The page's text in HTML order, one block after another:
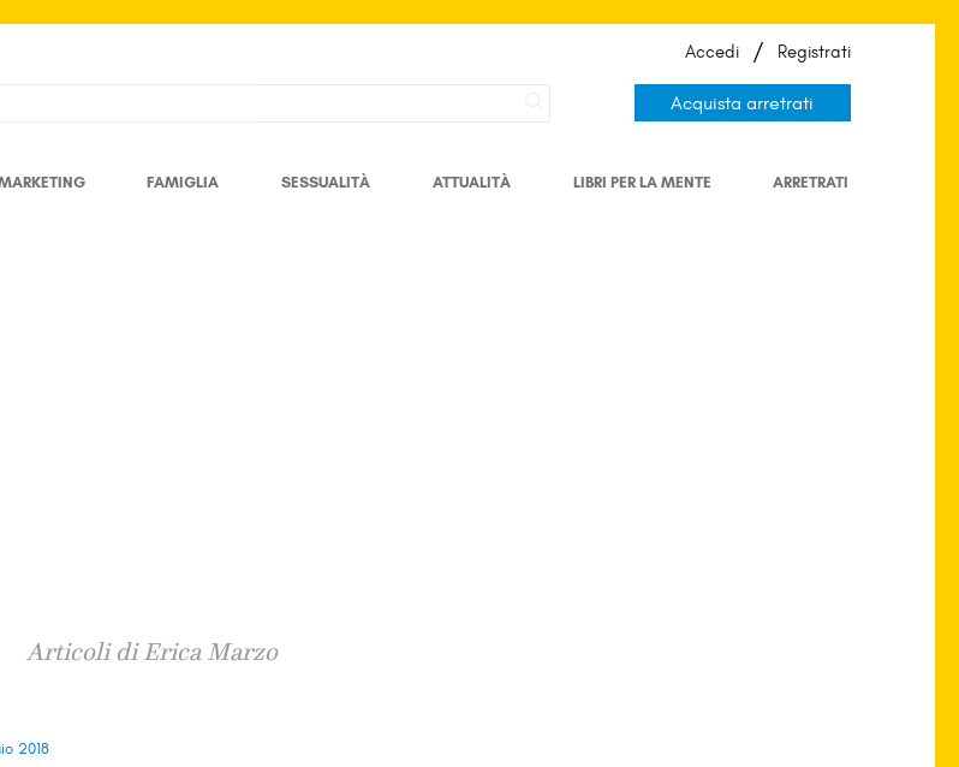
Acquista arretrati
Accedi / Registrati
FAMIGLIA SESSUALITÀ ATTUALITÀ LIBRI PER LA MENTE ARRETRATI
Articoli di Erica Marzo
2018